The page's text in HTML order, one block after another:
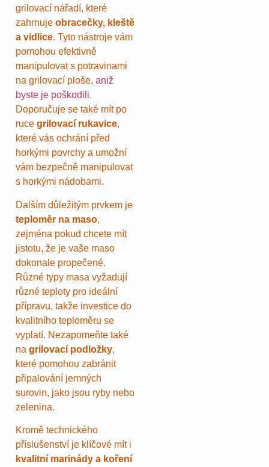
grilovací nářadí, které
zahrnuje obracečky, kleště
a vidlice. Tyto nástroje vám
pomohou efektivně
manipulovat s potravinami
na grilovací ploše, aniž
byste je poškodili.
Doporučuje se také mít po
ruce grilovací rukavice,
které vás ochrání před
horkými povrchy a umožní
vám bezpečně manipulovat
s horkými nádobami.
Dalším důležitým prvkem je
teploměr na maso,
zejména pokud chcete mít
jistotu, že je vaše maso
dokonale propečené.
Různé typy masa vyžadují
různé teploty pro ideální
přípravu, takže investice do
kvalitního teploměru se
vyplatí. Nezapomeňte také
na grilovací podložky,
které pomohou zabránit
připalování jemných
surovin, jako jsou ryby nebo
zelenina.
Kromě technického
příslušenství je klíčové mít i
kvalitní marinády a koření